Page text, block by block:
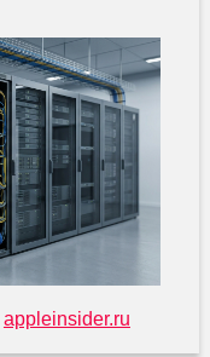
appleinsider.ru